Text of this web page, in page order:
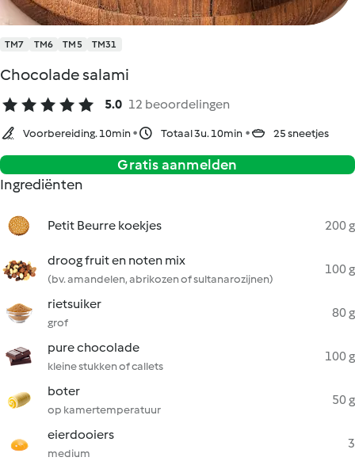
TM7 TM6 TM5 TM31
Chocolade salami
5.0 12 beoordelingen
Voorbereiding. 10min Totaal 3u. 10min 25 sneetjes
Gratis aanmelden
Ingrediënten
Petit Beurre koekjes 200 g
droog fruit en noten mix
(bv. amandelen, abrikozen of sultanarozijnen)
100 g
rietsuiker
grof
80 g
pure chocolade
kleine stukken of callets
100 g
boter
op kamertemperatuur
50 g
eierdooiers
medium
3